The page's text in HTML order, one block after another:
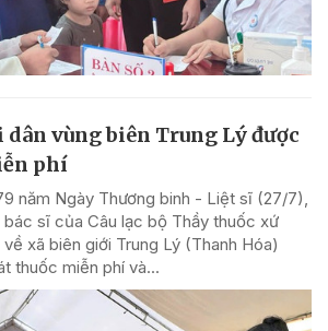
dân vùng biên Trung Lý được
phí
năm Ngày Thương binh - Liệt sĩ (27/7),
bác sĩ của Câu lạc bộ Thầy thuốc xứ
xã biên giới Trung Lý (Thanh Hóa)
thuốc miễn phí và...